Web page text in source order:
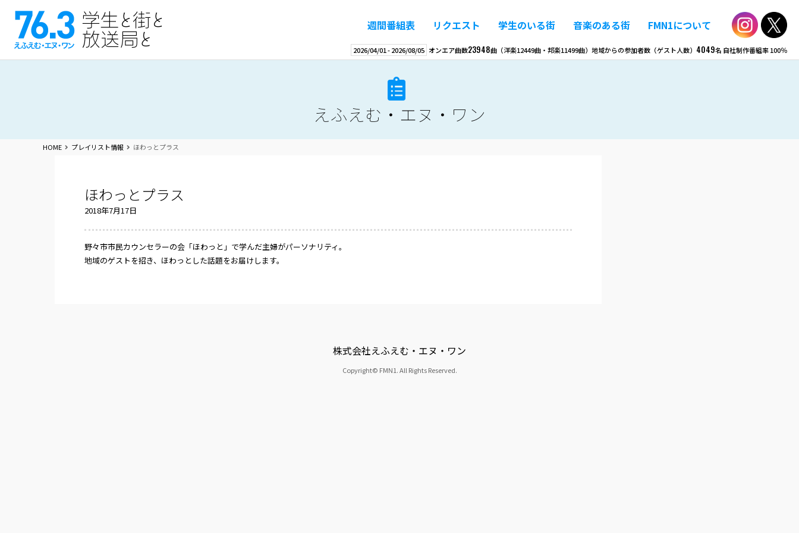
週間番組表 リクエスト 学生のいる街 音楽のある街 FMN1について
2026/04/01 -2026/08/05 オンエア曲数23948曲 （洋楽12449曲・邦楽11499曲） 地域からの参加者数（ゲスト人数） 4049名 自社制作番組率100％
えふえむ・エヌ・ワン
HOME プレイリスト情報 ほわっとプラス
ほわっとプラス
2018年7月17日
野々市市民カウンセラーの会「ほわっと」で学んだ主婦がパーソナリティ。
地域のゲストを招き、ほわっとした話題をお届けします。
株式会社えふえむ・エヌ・ワン
Copyright© FMN1. All Rights Reserved.